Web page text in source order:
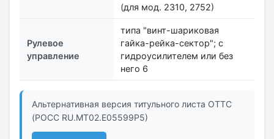
(для мод. 2310, 2752)
Рулевое
управление
типа "винт-шариковая
гайка-рейка-сектор"; с
гидроусилителем или без
него 6
Альтернативная версия титульного листа ОТТС
(РОСС RU.МТ02.E05599Р5)